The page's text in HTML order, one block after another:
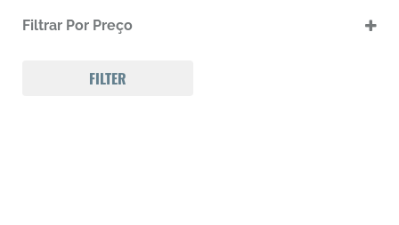
Filtrar Por Preço
FILTER